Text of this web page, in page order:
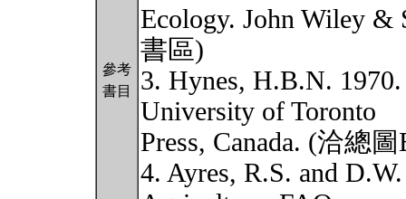
參考
書目
Ecology. John Wiley
書區)
3. Hynes, H.B.N.
University of Toronto
Press, Canada. (洽總
4. Ayres, R.S. and